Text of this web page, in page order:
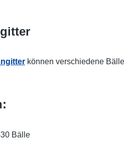
können verschiedene
Bälle